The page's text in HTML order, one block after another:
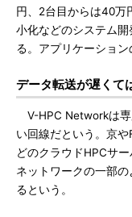
円、2台目からは40万
小化などのシステム
る。アプリケーション
データ転送が遅くて
V-HPC Networkは専
い回線だという。京
どのクラウドHPCサ
ネットワークの一部
るという。